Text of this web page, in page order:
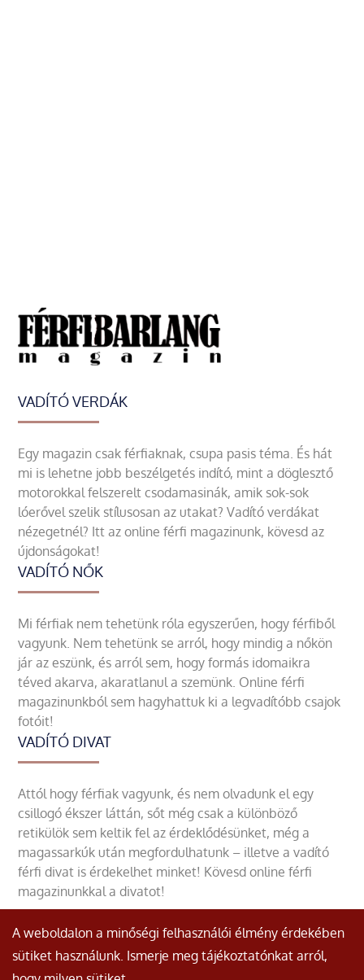
VADÍTÓ VERDÁK
Egy magazin csak férfiaknak, csupa pasis téma. És hát
mi is lehetne jobb beszélgetés indító, mint a döglesztő
motorokkal felszerelt csodamasinák, amik sok-sok
lóerővel szelik stílusosan az utakat? Vadító verdákat
nézegetnél? Itt az online férfi magazinunk, kövesd az
újdonságokat!
VADÍTÓ NŐK
Mi férfiak nem tehetünk róla egyszerűen, hogy férfiből
vagyunk. Nem tehetünk se arról, hogy mindig a nőkön
jár az eszünk, és arról sem, hogy formás idomaikra
téved akarva, akaratlanul a szemünk. Online férfi
magazinunkból sem hagyhattuk ki a legvadítóbb csajok
fotóit!
VADÍTÓ DIVAT
Attól hogy férfiak vagyunk, és nem olvadunk el egy
csillogó ékszer láttán, sőt még csak a különböző
retikülök sem keltik fel az érdeklődésünket, még a
magassarkúk után megfordulhatunk – illetve a vadító
férfi divat is érdekelhet minket! Kövesd online férfi
magazinunkkal a divatot!
A weboldalon a minőségi felhasználói élmény érdekében
sütiket használunk. Ismerje meg tájékoztatónkat arról,